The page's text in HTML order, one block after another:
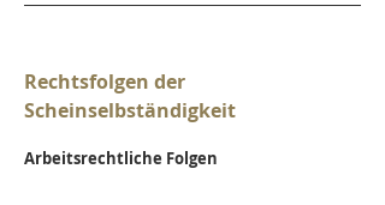
Rechtsfolgen der
Scheinselbständigkeit
Arbeitsrechtliche Folgen